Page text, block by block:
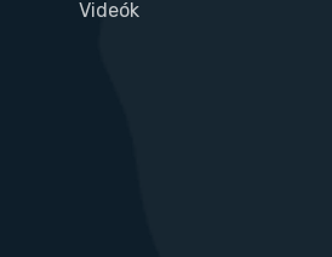
Videók